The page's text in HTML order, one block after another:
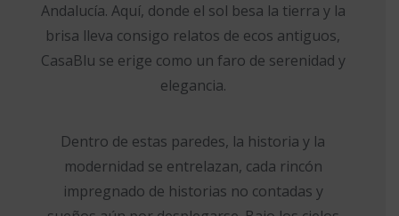
Andalucía. Aquí, donde el sol besa la tierra y la
brisa lleva consigo relatos de ecos antiguos,
CasaBlu se erige como un faro de serenidad y
elegancia.
Dentro de estas paredes, la historia y la
modernidad se entrelazan, cada rincón
impregnado de historias no contadas y